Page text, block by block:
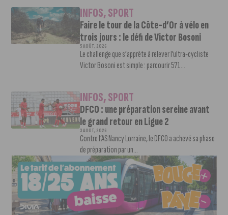
INFOS,SPORT
Faire le tour de la Côte-d’Or à vélo en
trois jours : le défi de Victor Bosoni
5 AOÛT, 2026
Le challenge que s’apprête à relever l’ultra-cycliste
Victor Bosoni est simple : parcourir 571...
INFOS,SPORT
DFCO : une préparation sereine avant
le grand retour en Ligue 2
3 AOÛT, 2026
Contre l’AS Nancy Lorraine, le DFCO a achevé sa phase
de préparation par un...